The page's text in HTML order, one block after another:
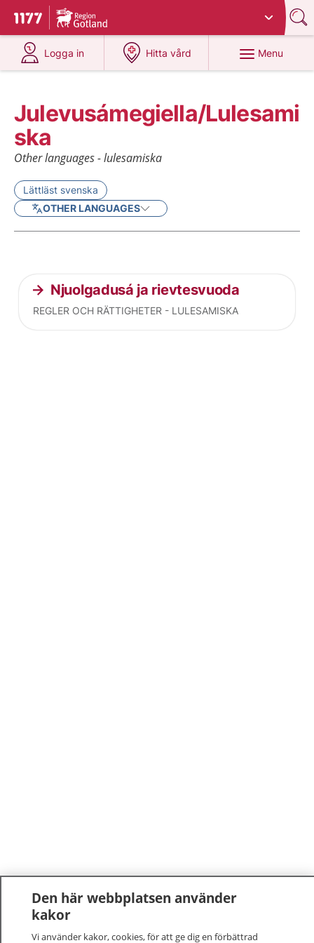
To start page for 1177
Du har valt region
Logga in
at 1177.se
Hitta vård
at 1177.se
Menu
Julevusámegiella/Lulesami
ska
Other languages - lulesamiska
Lättläst svenska
OTHER LANGUAGES
Current articles
Njuolgadusá ja rievtesvuoda
REGLER OCH RÄTTIGHETER - LULESAMISKA
Den här webbplatsen använder
kakor
Vi använder kakor, cookies, för att ge dig en förbättrad